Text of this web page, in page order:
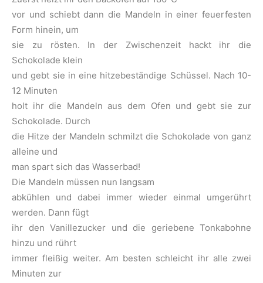
vor und schiebt dann die Mandeln in einer feuerfesten
Form hinein, um
sie zu rösten. In der Zwischenzeit hackt ihr die
Schokolade klein
und gebt sie in eine hitzebeständige Schüssel. Nach 10-
12 Minuten
holt ihr die Mandeln aus dem Ofen und gebt sie zur
Schokolade. Durch
die Hitze der Mandeln schmilzt die Schokolade von ganz
alleine und
man spart sich das Wasserbad!
Die Mandeln müssen nun langsam
abkühlen und dabei immer wieder einmal umgerührt
werden. Dann fügt
ihr den Vanillezucker und die geriebene Tonkabohne
hinzu und rührt
immer fleißig weiter. Am besten schleicht ihr alle zwei
Minuten zur